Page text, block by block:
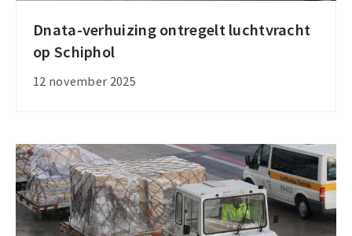
Dnata-verhuizing ontregelt luchtvracht
op Schiphol
12 november 2025
Dnata-
verhuizing
ontregelt
Schiphol